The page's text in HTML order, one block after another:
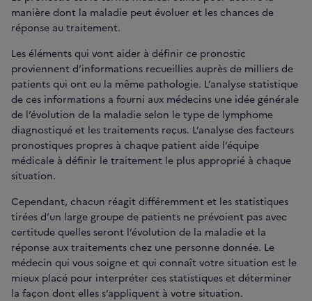
manière dont la maladie peut évoluer et les chances de
réponse au traitement.
Les éléments qui vont aider à définir ce pronostic
proviennent d’informations recueillies auprès de milliers de
patients qui ont eu la même pathologie. L’analyse statistique
de ces informations a fourni aux médecins une idée générale
de l’évolution de la maladie selon le type de lymphome
diagnostiqué et les traitements reçus. L’analyse des facteurs
pronostiques propres à chaque patient aide l’équipe
médicale à définir le traitement le plus approprié à chaque
situation.
Cependant, chacun réagit différemment et les statistiques
tirées d’un large groupe de patients ne prévoient pas avec
certitude quelles seront l’évolution de la maladie et la
réponse aux traitements chez une personne donnée. Le
médecin qui vous soigne et qui connaît votre situation est le
mieux placé pour interpréter ces statistiques et déterminer
la façon dont elles s’appliquent à votre situation.